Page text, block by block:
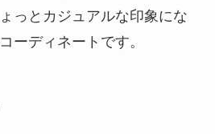
っとカジュアルな印象にな
ーディネートです。